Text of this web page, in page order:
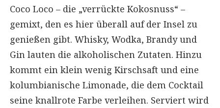
Coco Loco – die „verrückte Kokosnuss“ –
gemixt, den es hier überall auf der Insel zu
genießen gibt. Whisky, Wodka, Brandy und
Gin lauten die alkoholischen Zutaten. Hinzu
kommt ein klein wenig Kirschsaft und eine
kolumbianische Limonade, die dem Cocktail
seine knallrote Farbe verleihen. Serviert wird